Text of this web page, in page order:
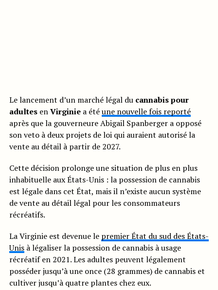
Le lancement d’un marché légal du cannabis pour
adultesenVirginiea étéune nouvelle fois reporté
après que la gouverneure Abigail Spanberger a opposé
son veto à deux projets de loi qui auraient autorisé la
vente au détail à partir de 2027.
Cette décision prolonge une situation de plus en plus
inhabituelle aux États-Unis : la possession de cannabis
est légale dans cet État, mais il n’existe aucun système
de vente au détail légal pour les consommateurs
récréatifs.
La Virginie est devenue le premier État du sud des États-
Unisà légaliser la possession de cannabis à usage
récréatif en 2021. Les adultes peuvent légalement
posséder jusqu’à une once (28 grammes) de cannabis et
cultiver jusqu’à quatre plantes chez eux.